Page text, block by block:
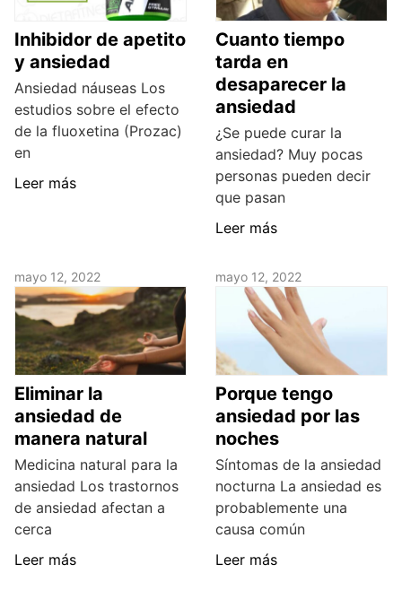
Inhibidor de apetito
y ansiedad
Ansiedad náuseas Los
estudios sobre el efecto
de la fluoxetina (Prozac)
en
Leer más
Cuanto tiempo
tarda en
desaparecer la
ansiedad
¿Se puede curar la
ansiedad? Muy pocas
personas pueden decir
que pasan
Leer más
mayo 12, 2022
Eliminar la
ansiedad de
manera natural
Medicina natural para la
ansiedad Los trastornos
de ansiedad afectan a
cerca
Leer más
mayo 12, 2022
Porque tengo
ansiedad por las
noches
Síntomas de la ansiedad
nocturna La ansiedad es
probablemente una
causa común
Leer más